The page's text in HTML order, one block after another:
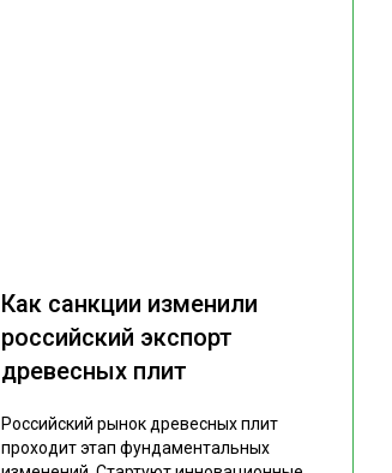
Как санкции изменили
российский экспорт
древесных плит
Российский рынок древесных плит
проходит этап фундаментальных